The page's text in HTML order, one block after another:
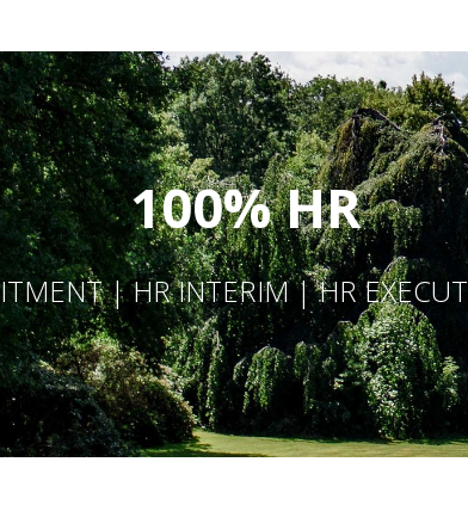
100% HR
| HR INTERIM | HR